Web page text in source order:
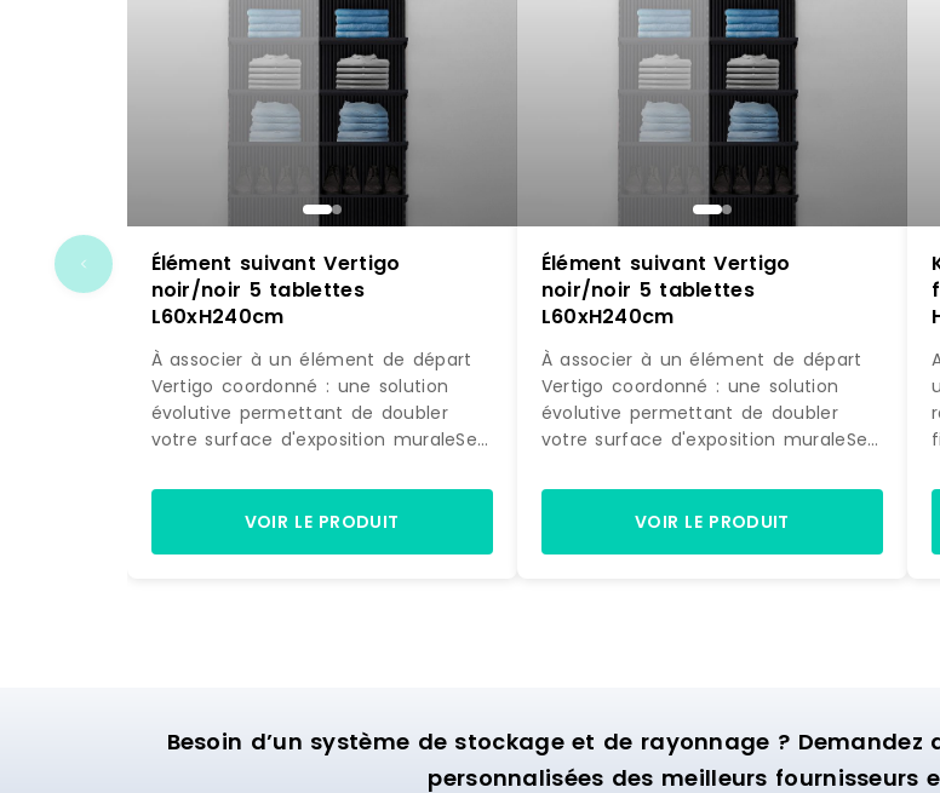
Élément suivant Vertigo
noir/noir 5 tablettes
L60xH240cm
À associer à un élément de départ
Vertigo coordonné : une solution
évolutive permettant de doubler
votre surface d'exposition muraleSe
initiale : pour une pose simple et
astucieuseDesign différenciant :
donne beaucoup de caractère à
souhaitez maximiser son impact
visuel, ne cherchez pas plus loin et
découvrez cet élément suivant
VOIR LE PRODUIT
Élément suivant Vertigo
noir/noir 5 tablettes
L60xH240cm
À associer à un élément de départ
Vertigo coordonné : une solution
évolutive permettant de doubler
votre surface d'exposition muraleSe
initiale : pour une pose simple et
astucieuseDesign différenciant :
donne beaucoup de caractère à
souhaitez maximiser son impact
visuel, ne cherchez pas plus loin et
découvrez cet élément suivant
VOIR LE PRODUIT
Besoin d’un système de stockage et de rayonnage ?
personnalisées des meilleurs fournisseurs